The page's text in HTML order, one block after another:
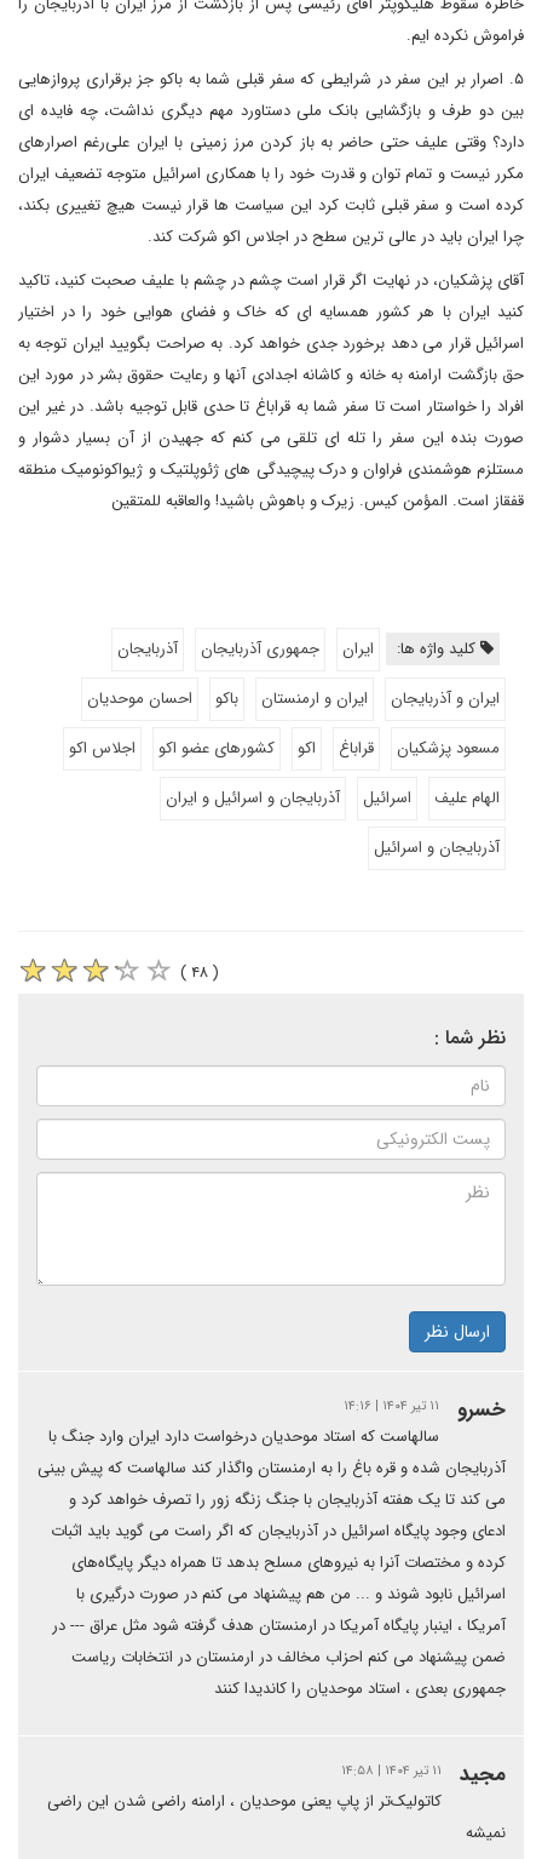
فراموش نکرده ایم.
۵. اصرار بر این سفر در شرایطی که سفر قبلی شما به باکو جز برقراری پروازهایی
بین دو طرف و بازگشایی بانک ملی دستاورد مهم دیگری نداشت، چه فایده ای
دارد؟ وقتی علیف حتی حاضر به باز کردن مرز زمینی با ایران علی‌رغم اصرارهای
مکرر نیست و تمام توان و قدرت خود را با همکاری اسرائیل متوجه تضعیف ایران
کرده است و سفر قبلی ثابت کرد این سیاست ها قرار نیست هیچ تغییری بکند،
چرا ایران باید در عالی ترین سطح در اجلاس اکو شرکت کند.
آقای پزشکیان، در نهایت اگر قرار است چشم در چشم با علیف صحبت کنید، تاکید
کنید ایران با هر کشور همسایه ای که خاک و فضای هوایی خود را در اختیار
اسرائیل قرار می دهد برخورد جدی خواهد کرد. به صراحت بگویید ایران توجه به
حق بازگشت ارامنه به خانه و کاشانه اجدادی آنها و رعایت حقوق بشر در مورد این
افراد را خواستار است تا سفر شما به قراباغ تا حدی قابل توجیه باشد. در غیر این
صورت بنده این سفر را تله ای تلقی می کنم که جهیدن از آن بسیار دشوار و
مستلزم هوشمندی فراوان و درک پیچیدگی های ژئوپلتیک و ژیواکونومیک منطقه
قفقاز است. المؤمن کیس. زیرک و باهوش باشید! والعاقبه للمتقین
کلید واژه ها: ایران جمهوری آذربایجان
آذربایجان
ایران و آذربایجان
ایران و ارمنستان باکو
احسان موحدیان
مسعود پزشکیان
قراباغ اکو کشورهای عضو اکو
اجلاس اکو
الهام علیف
اسرائیل
آذربایجان و اسرائیل و ایران
آذربایجان و اسرائیل
( ۴۸ )
نظر شما :
ارسال نظر
خسرو ۱۱ تیر ۱۴۰۴ | ۱۴:۱۶
سالهاست که استاد موحدیان درخواست دارد ایران وارد جنگ با
آذربایجان شده و قره باغ را به ارمنستان واگذار کند سالهاست که پیش بینی
می کند تا یک هفته آذربایجان با جنگ زنگه زور را تصرف خواهد کرد و
ادعای وجود پایگاه اسرائیل در آذربایجان که اگر راست می گوید باید اثبات
کرده و مختصات آنرا به نیروهای مسلح بدهد تا همراه دیگر پایگاه‌های
اسرائیل نابود شوند و ... من هم پیشنهاد می کنم در صورت درگیری با
آمریکا ، اینبار پایگاه آمریکا در ارمنستان هدف گرفته شود مثل عراق --- در
ضمن پیشنهاد می کنم احزاب مخالف در ارمنستان در انتخابات ریاست
جمهوری بعدی ، استاد موحدیان را کاندیدا کنند
مجید ۱۱ تیر ۱۴۰۴ | ۱۴:۵۸
کاتولیک‌تر از پاپ یعنی موحدیان ، ارامنه راضی شدن این راضی
نمیشه